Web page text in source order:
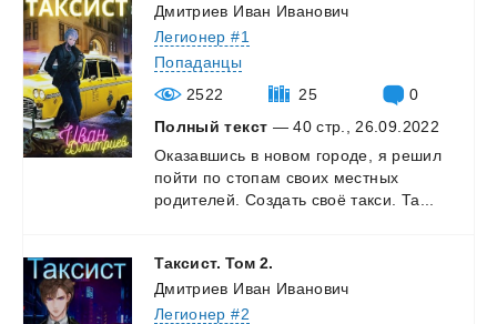
Дмитриев Иван Иванович
Легионер #1
Попаданцы
2522
25
0
Полный текст — 40 стр., 26.09.2022
Оказавшись в новом городе, я решил
пойти по стопам своих местных
родителей.
Создать своё такси. Та...
Таксист. Том 2.
Дмитриев Иван Иванович
Легионер #2